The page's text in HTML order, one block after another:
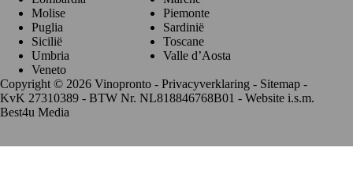
Molise
Piemonte
Puglia
Sardinië
Sicilië
Toscane
Umbria
Valle d’Aosta
Veneto
Copyright © 2026 Vinopronto - Privacyverklaring - Sitemap -
KvK 27310389 - BTW Nr. NL818846768B01 - Website i.s.m.
Best4u Media